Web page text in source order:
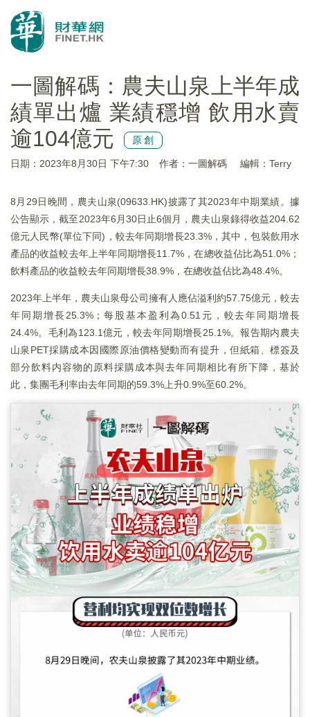
一圖解碼：農夫山泉上半年成
績單出爐 業績穩增 飲用水賣
逾104億元
原創
日期：2023年8月30日 下午7:30 作者：一圖解碼 編輯：Terry
8月29日晚間，農夫山泉(09633.HK)披露了其2023年中期業績。據
公告顯示，截至2023年6月30日止6個月，農夫山泉錄得收益204.62
億元人民幣(單位下同)，較去年同期增長23.3%，其中，包裝飲用水
產品的收益較去年上半年同期增長11.7%，在總收益佔比為51.0%；
飲料產品的收益較去年同期增長38.9%，在總收益佔比為48.4%。
2023年上半年，農夫山泉母公司擁有人應佔溢利約57.75億元，較去
年同期增長25.3%；每股基本盈利為0.51元，較去年同期增長
24.4%。毛利為123.1億元，較去年同期增長25.1%。報告期内農夫
山泉PET採購成本因國際原油價格變動而有提升，但紙箱、標簽及
部分飲料内容物的原料採購成本與去年同期相比有所下降，基於
此，集團毛利率由去年同期的59.3%上升0.9%至60.2%。